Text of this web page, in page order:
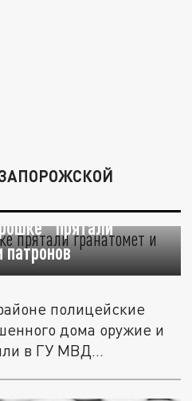
прятали
патронов
полицейские
дома оружие и
в ГУ МВД...